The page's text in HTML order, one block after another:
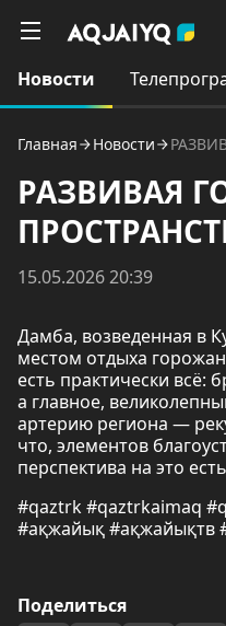
Новости
Главная Новости
РАЗВИВАЯ
15.05.2026 20:39
Дамба, возведенная в
местом отдыха
есть практически всё:
а главное,
артерию региона —
что, элементов
перспектива на это
#qaztrk #qaztrkaimaq
#ақжайық #ақжайықтв
Поделиться